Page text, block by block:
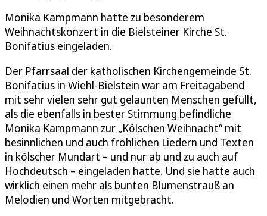
Monika Kampmann hatte zu besonderem
Weihnachtskonzert in die Bielsteiner Kirche St.
Bonifatius eingeladen.
Der Pfarrsaal der katholischen Kirchengemeinde St.
Bonifatius in Wiehl-Bielstein war am Freitagabend
mit sehr vielen sehr gut gelaunten Menschen gefüllt,
als die ebenfalls in bester Stimmung befindliche
Monika Kampmann zur „Kölschen Weihnacht“ mit
besinnlichen und auch fröhlichen Liedern und Texten
in kölscher Mundart – und nur ab und zu auch auf
Hochdeutsch – eingeladen hatte. Und sie hatte auch
wirklich einen mehr als bunten Blumenstrauß an
Melodien und Worten mitgebracht.